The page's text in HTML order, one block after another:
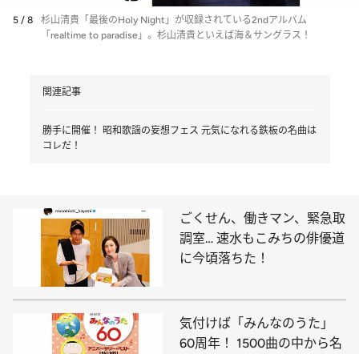
5 / 8
杉山清貴「最後のHoly Night」が収録されている2ndアルバム
「realtime to paradise」。杉山清貴といえば海＆サングラス！
関連記事
勝手に開催！ 昭和歌謡の妄想フェス 元気になれる鉄板の名曲は
コレだ！
ごくせん、働きマン、緊急取
調室… 速水もこみちの俳優道
に今頃落ちた！
気付けば「みんなのうた」
60周年！ 1500曲の中から名